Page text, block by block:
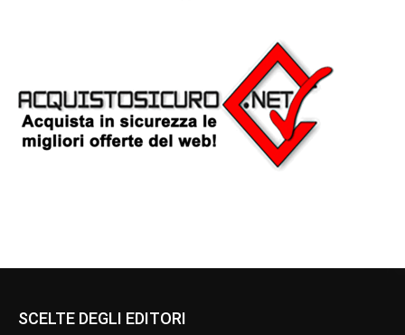
SCELTE DEGLI EDITORI